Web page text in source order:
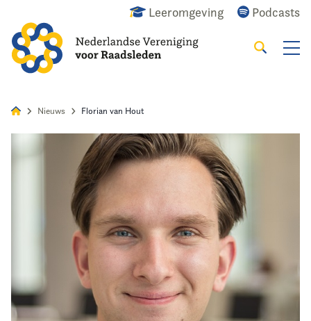
Leeromgeving Podcasts
Zoeken
Kennis & Informatie
Nieuws Florian van Hout